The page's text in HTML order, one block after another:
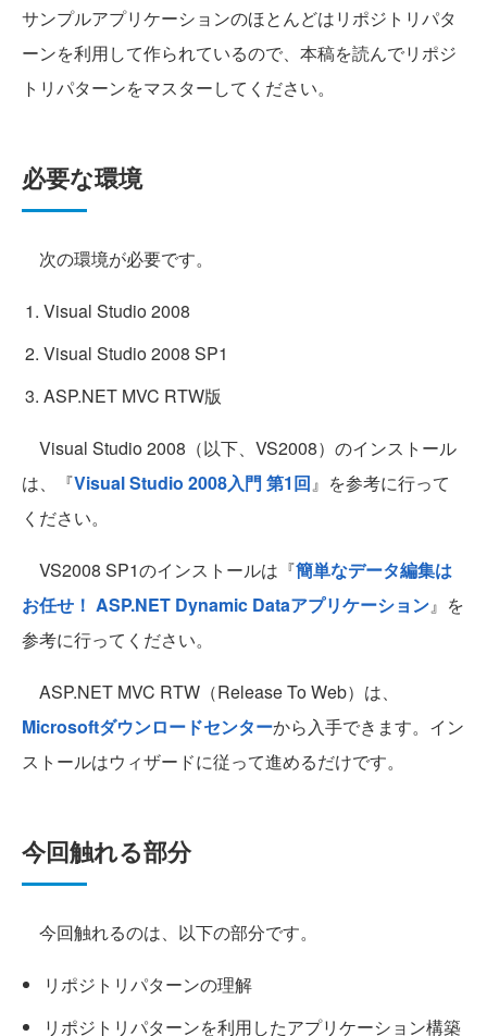
サンプルアプリケーションのほとんどはリポジトリパタ
ーンを利用して作られているので、本稿を読んでリポジ
トリパターンをマスターしてください。
必要な環境
次の環境が必要です。
Visual Studio 2008
Visual Studio 2008 SP1
ASP.NET MVC RTW版
Visual Studio 2008（以下、VS2008）のインストール
は、『Visual Studio 2008入門 第1回』を参考に行って
ください。
VS2008 SP1のインストールは『簡単なデータ編集は
お任せ！ ASP.NET Dynamic Dataアプリケーション』を
参考に行ってください。
ASP.NET MVC RTW（Release To Web）は、
Microsoftダウンロードセンターから入手できます。イン
ストールはウィザードに従って進めるだけです。
今回触れる部分
今回触れるのは、以下の部分です。
リポジトリパターンの理解
リポジトリパターンを利用したアプリケーション構築